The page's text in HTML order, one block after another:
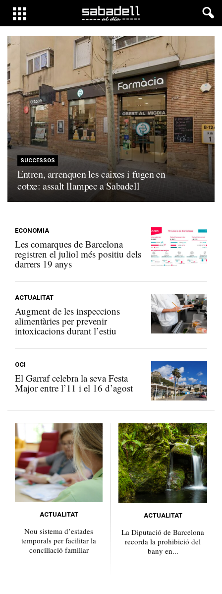
SUCCESSOS
Entren, arrenquen les caixes i fugen en
cotxe: assalt llampec a Sabadell
ECONOMIA
Les comarques de Barcelona
registren el juliol més positiu dels
darrers 19 anys
ACTUALITAT
Augment de les inspeccions
alimentàries per prevenir
intoxicacions durant l’estiu
OCI
El Garraf celebra la seva Festa
Major entre l’11 i el 16 d’agost
ACTUALITAT
Nou sistema d’estades
temporals per facilitar la
conciliació familiar
ACTUALITAT
La Diputació de Barcelona
recorda la prohibició del
bany en...